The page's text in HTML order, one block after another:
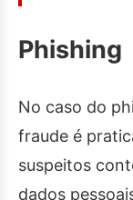
Phishing
No caso do
fraude é
suspeitos
dados